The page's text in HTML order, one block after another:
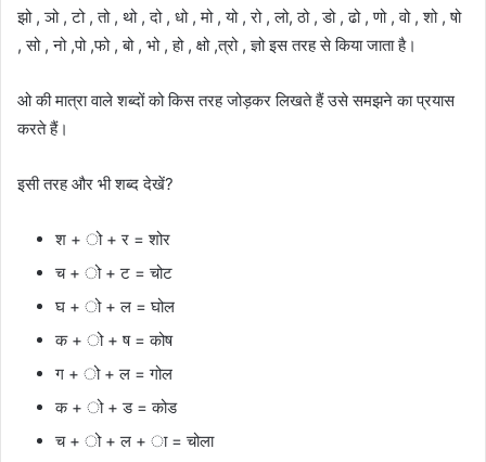
झो , ञो , टो , तो , थो , दो , धो , मो , यो , रो , लो, ठो , डो , ढो , णो , वो , शो , षो
, सो , नो ,पो ,फो , बो , भो , हो , क्षो ,त्रो , ज्ञो इस तरह से किया जाता है।
ओ की मात्रा वाले शब्दों को किस तरह जोड़कर लिखते हैं उसे समझने का प्रयास
करते हैं।
इसी तरह और भी शब्द देखें?
श + ो + र = शोर
च + ो + ट = चोट
घ + ो + ल = घोल
क + ो + ष = कोष
ग + ो + ल = गोल
क + ो + ड = कोड
च + ो + ल + ा = चोला